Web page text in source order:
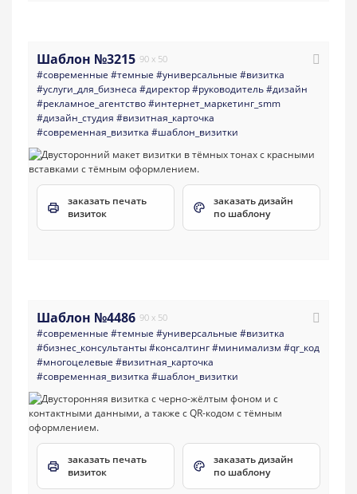
Шаблон №3215 90 x 50
#современные #темные #универсальные #визитка
#услуги_для_бизнеса #директор#руководитель#дизайн
#рекламное_агентство#интернет_маркетинг_smm
#дизайн_студия #визитная_карточка
#современная_визитка #шаблон_визитки
заказать печать
визиток
заказать дизайн
по шаблону
Шаблон №4486 90 x 50
#современные #темные #универсальные #визитка
#бизнес_консультанты#консалтинг#минимализм #qr_код
#многоцелевые #визитная_карточка
#современная_визитка #шаблон_визитки
заказать печать
визиток
заказать дизайн
по шаблону